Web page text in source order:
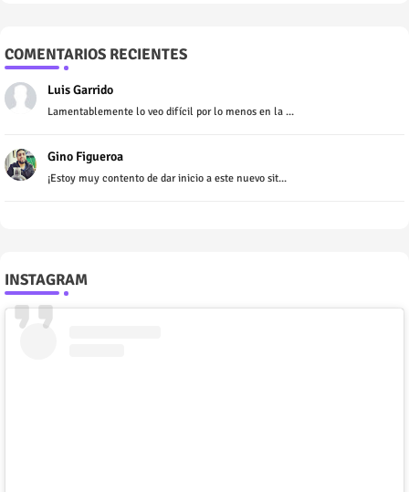
COMENTARIOS RECIENTES
Luis Garrido
Lamentablemente lo veo difícil por lo menos en la ...
Gino Figueroa
¡Estoy muy contento de dar inicio a este nuevo sit...
INSTAGRAM